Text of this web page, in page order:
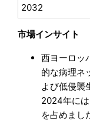
2032
市場インサイト
西ヨーロッ
的な病理ネ
よび低侵襲
2024年に
を占めまし